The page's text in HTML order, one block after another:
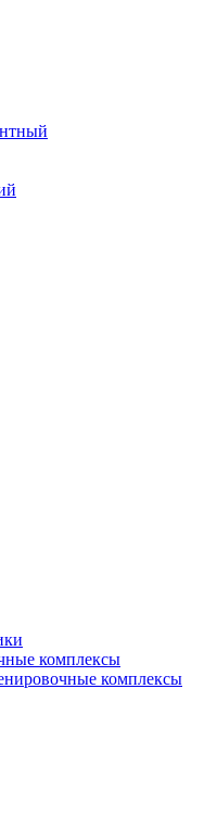
комплексы
комплексы